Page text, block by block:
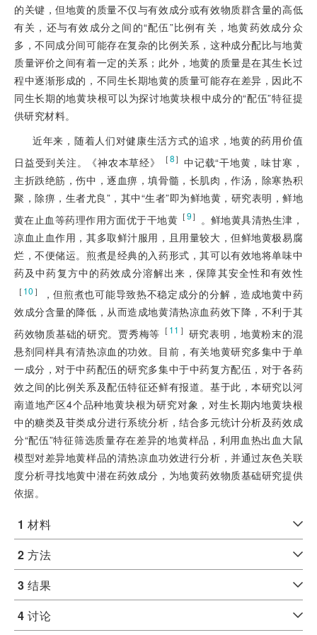
的关键，但地黄的质量不仅与有效成分或有效物质群含量的高低
有关，还与有效成分之间的“配伍”比例有关，地黄药效成分众
多，不同成分间可能存在复杂的比例关系，这种成分配比与地黄
质量评价之间有着一定的关系；此外，地黄的质量是在其生长过
程中逐渐形成的，不同生长期地黄的质量可能存在差异，因此不
同生长期的地黄块根可以为探讨地黄块根中成分的“配伍”特征提
供研究材料。
近年来，随着人们对健康生活方式的追求，地黄的药用价值
日益受到关注。《神农本草经》
［8］中记载“干地黄，味甘寒，
主折跌绝筋，伤中，逐血痹，填骨髓，长肌肉，作汤，除寒热积
聚，除痹，生者尤良”，其中“生者”即为鲜地黄，研究表明，鲜地
黄在止血等药理作用方面优于干地黄 ［9］
。鲜地黄具清热生津，
凉血止血作用，其多取鲜汁服用，且用量较大，但鲜地黄极易腐
烂，不便储运。煎煮是经典的入药形式，其可以有效地将单味中
药及中药复方中的药效成分溶解出来，保障其安全性和有效性
［ 10 ］
，但煎煮也可能导致热不稳定成分的分解，造成地黄中药
效成分含量的降低，从而造成地黄清热凉血药效下降，不利于其
药效物质基础的研究。贾秀梅等 ［ 11 ］ 研究表明，地黄粉末的混
悬剂同样具有清热凉血的功效。目前，有关地黄研究多集中于单
一成分，对于中药配伍的研究多集中于中药复方配伍，对于各药
效之间的比例关系及配伍特征还鲜有报道。基于此，本研究以河
南道地产区4个品种地黄块根为研究对象，对生长期内地黄块根
中的糖类及苷类成分进行系统分析，结合多元统计分析及药效成
分“配伍”特征筛选质量存在差异的地黄样品，利用血热出血大鼠
模型对差异地黄样品的清热凉血功效进行分析，并通过灰色关联
度分析寻找地黄中潜在药效成分，为地黄药效物质基础研究提供
依据。
1材料
2方法
3结果
4讨论